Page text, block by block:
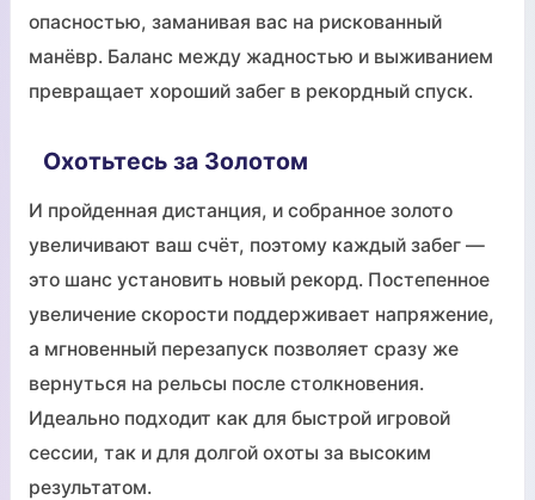
опасностью, заманивая вас на рискованный
манёвр. Баланс между жадностью и выживанием
превращает хороший забег в рекордный спуск.
Охотьтесь за Золотом
И пройденная дистанция, и собранное золото
увеличивают ваш счёт, поэтому каждый забег —
это шанс установить новый рекорд. Постепенное
увеличение скорости поддерживает напряжение,
а мгновенный перезапуск позволяет сразу же
вернуться на рельсы после столкновения.
Идеально подходит как для быстрой игровой
сессии, так и для долгой охоты за высоким
результатом.